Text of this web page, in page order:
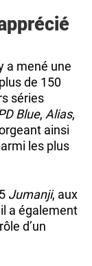
a mené une
de 150
séries
Blue, Alias,
ainsi
les plus
Jumanji, aux
a également
d’un